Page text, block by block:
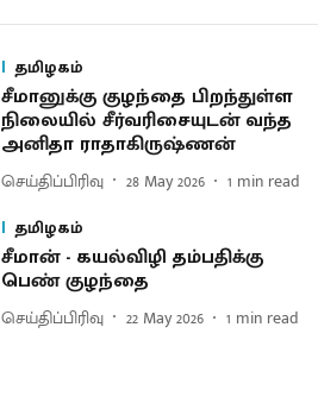
தமிழகம்
சீமானுக்கு குழந்தை பிறந்துள்ள
நிலையில் சீர்வரிசையுடன் வந்த
அனிதா ராதாகிருஷ்ணன்
செய்திப்பிரிவு 28 May 2026 1 min read
தமிழகம்
சீமான் - கயல்விழி தம்பதிக்கு
பெண் குழந்தை
செய்திப்பிரிவு 22 May 2026 1 min read